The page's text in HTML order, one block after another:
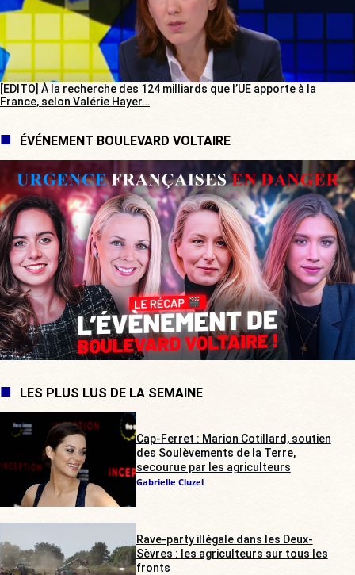
[EDITO] À la recherche des 124 milliards que l’UE apporte à la
France, selon Valérie Hayer…
ÉVÉNEMENT BOULEVARD VOLTAIRE
LES PLUS LUS DE LA SEMAINE
Cap-Ferret : Marion Cotillard, soutien
des Soulèvements de la Terre,
secourue par les agriculteurs
Gabrielle Cluzel
Rave-party illégale dans les Deux-
Sèvres : les agriculteurs sur tous les
fronts